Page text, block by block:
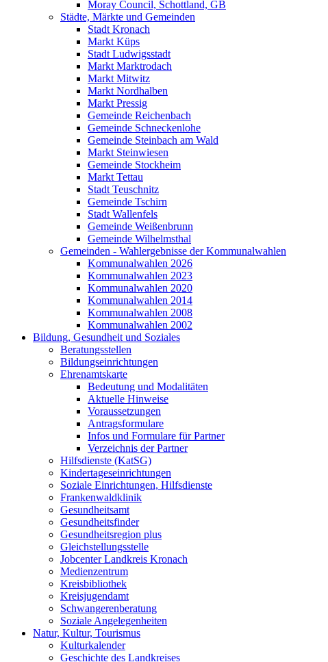
Moray Council, Schottland, GB
Städte, Märkte und Gemeinden
Stadt Kronach
Markt Küps
Stadt Ludwigsstadt
Markt Marktrodach
Markt Mitwitz
Markt Nordhalben
Markt Pressig
Gemeinde Reichenbach
Gemeinde Schneckenlohe
Gemeinde Steinbach am Wald
Markt Steinwiesen
Gemeinde Stockheim
Markt Tettau
Stadt Teuschnitz
Gemeinde Tschirn
Stadt Wallenfels
Gemeinde Weißenbrunn
Gemeinde Wilhelmsthal
Gemeinden - Wahlergebnisse der Kommunalwahlen
Kommunalwahlen 2026
Kommunalwahlen 2023
Kommunalwahlen 2020
Kommunalwahlen 2014
Kommunalwahlen 2008
Kommunalwahlen 2002
Bildung, Gesundheit und Soziales
Beratungsstellen
Bildungseinrichtungen
Ehrenamtskarte
Bedeutung und Modalitäten
Aktuelle Hinweise
Voraussetzungen
Antragsformulare
Infos und Formulare für Partner
Verzeichnis der Partner
Hilfsdienste (KatSG)
Kindertageseinrichtungen
Soziale Einrichtungen, Hilfsdienste
Frankenwaldklinik
Gesundheitsamt
Gesundheitsfinder
Gesundheitsregion plus
Gleichstellungsstelle
Jobcenter Landkreis Kronach
Medienzentrum
Kreisbibliothek
Kreisjugendamt
Schwangerenberatung
Soziale Angelegenheiten
Natur, Kultur, Tourismus
Kulturkalender
Geschichte des Landkreises